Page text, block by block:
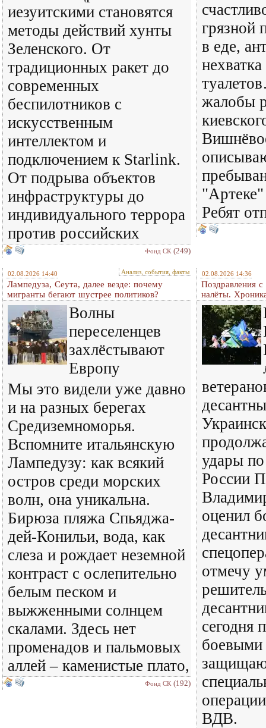
иезуитскими становятся
методы действий хунты
Зеленского. От
традиционных ракет до
современных
беспилотников с
искусственным
интеллектом и
подключением к Starlink.
От подрыва объектов
инфраструктуры до
индивидуального террора
против российских
Фонд СК (249)
грязной
в еде,
жалобы
"Артеке"
Ребят
02.08.2026 14:40 Анализ, события, факты
Лампедуза, Сеута, далее везде: почему
мигранты бегают шустрее политиков?
Волны
переселенцев
захлёстывают
Европу
Мы это видели уже давно
и на разных берегах
Средиземноморья.
Вспомните итальянскую
Лампедузу: как всякий
остров среди морских
волн, она уникальна.
Бирюза пляжа Спьяджа-
дей-Конильи, вода, как
слеза и рождает неземной
контраст с ослепительно
белым песком и
выжженными солнцем
скалами. Здесь нет
променадов и пальмовых
аллей – каменистые плато,
Фонд СК (192)
02.08.2026 14:36
Поздравления
налёты.
удары
России
оценил
отмечу
сегодня
ВДВ.